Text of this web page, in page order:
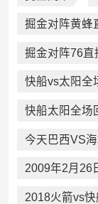
掘金对阵黄蜂
掘金对阵76直
快船vs太阳全
快船太阳全场
今天巴西VS
2009年2月26
2018火箭vs